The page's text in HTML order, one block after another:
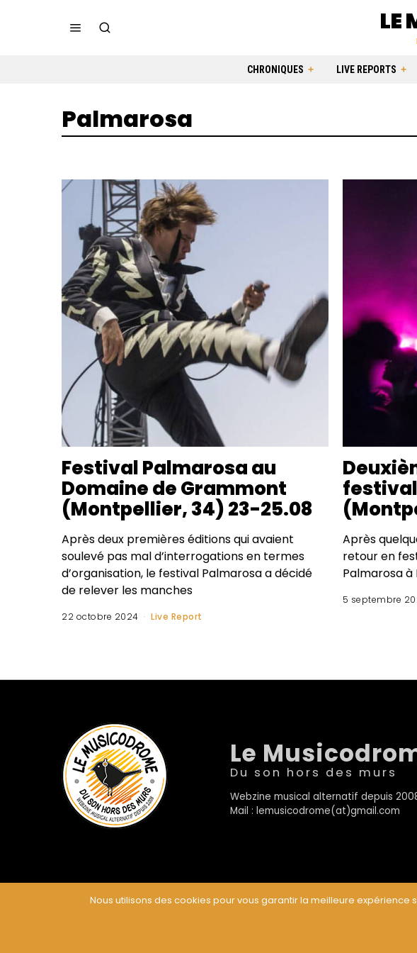
LE
CHRONIQUES LIVE REPORTS
Palmarosa
Festival Palmarosa au
Domaine de Grammont
(Montpellier, 34) 23-25.08
Après deux premières éditions qui avaient
soulevé pas mal d’interrogations en termes
d’organisation, le festival Palmarosa a décidé
de relever les manches
22 octobre 2024 Live Report
Après
retour en
Palmarosa
5 septembre
Le
Du son hors des murs
Webzine musical alternatif depuis
Mail : lemusicodrome(at)gmail.com
Nous utilisons des cookies pour vous garantir la meilleure expérience